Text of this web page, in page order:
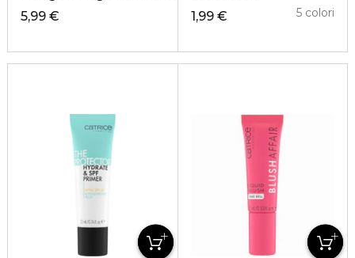
5,99 € 1,99 € 5 colori